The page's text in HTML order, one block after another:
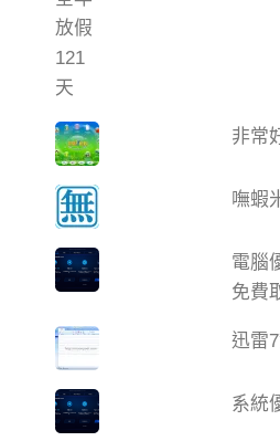
非常
嘸蝦
電腦
免費
迅雷
系統